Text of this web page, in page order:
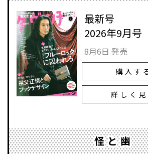
最新号
2026年9月号
8月6日 発売
購入す
詳しく見
怪と幽